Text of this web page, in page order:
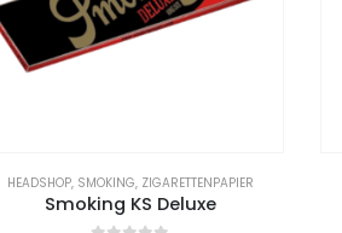
HEADSHOP,ZIGARETTENPAPIER
OCB Double Premium